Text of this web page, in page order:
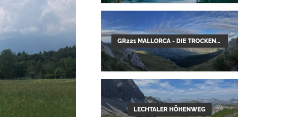
GR221 MALLORCA - DIE TROCKENMAUERROUTE
LECHTALER HÖHENWEG